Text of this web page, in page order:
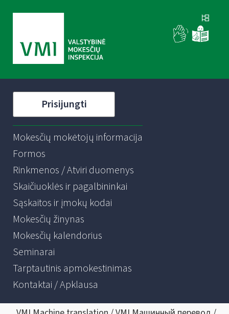
Prisijungti
Mokesčių mokėtojų informacija
Formos
Rinkmenos / Atviri duomenys
Skaičiuoklės ir pagalbininkai
Sąskaitos ir įmokų kodai
Mokesčių žinynas
Mokesčių kalendorius
Seminarai
Tarptautinis apmokestinimas
Kontaktai / Apklausa